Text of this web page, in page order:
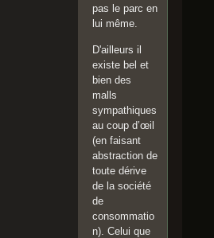
pas le parc en
lui même.
D'ailleurs il
existe bel et
bien des
malls
sympathiques
au coup d’œil
(en faisant
abstraction de
toute dérive
de la société
de
consommatio
n). Celui que